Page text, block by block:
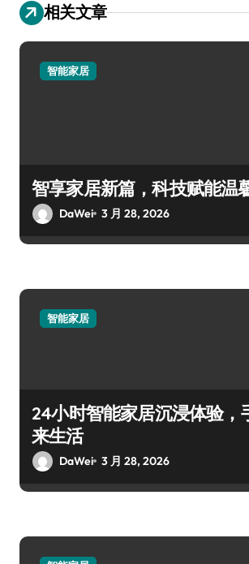
相关文章
智能家居
智享家居新篇，科技赋能温
DaWei 3 月 28, 2026
智能家居
24小时智能家居沉浸体验，
来生活
DaWei 3 月 28, 2026